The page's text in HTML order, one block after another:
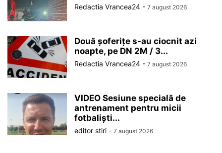
Redactia Vrancea24 - 7 august 2026
Două șoferițe s-au ciocnit azi
noapte, pe DN 2M / 3...
Redactia Vrancea24 - 7 august 2026
VIDEO Sesiune specială de
antrenament pentru micii
fotbaliști...
editor stiri - 7 august 2026